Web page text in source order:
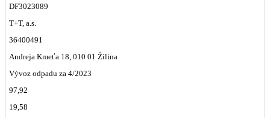
DF3023089
T+T, a.s.
36400491
Andreja Kmeťa 18, 010 01 Žilina
Vývoz odpadu za 4/2023
97,92
19,58